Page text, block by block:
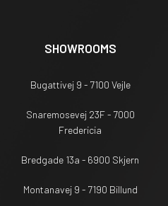
SHOWROOMS
Bugattivej 9 - 7100 Vejle
Snaremosevej 23F - 7000
Fredericia
Bredgade 13a - 6900 Skjern
Montanavej 9 - 7190 Billund